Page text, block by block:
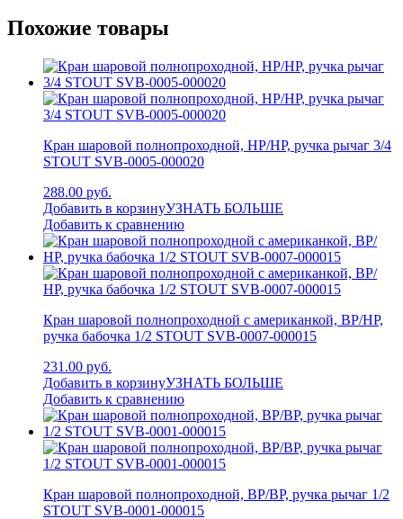
Похожие товары
Кран шаровой полнопроходной, НР/НР, ручка рычаг 3/4
STOUT SVB-0005-000020
288.00 руб.
Добавить в корзинуУЗНАТЬ БОЛЬШЕ
Добавить к сравнению
Кран шаровой полнопроходной с американкой, ВР/НР,
ручка бабочка 1/2 STOUT SVB-0007-000015
231.00 руб.
Добавить в корзинуУЗНАТЬ БОЛЬШЕ
Добавить к сравнению
Кран шаровой полнопроходной, ВР/ВР, ручка рычаг 1/2
STOUT SVB-0001-000015